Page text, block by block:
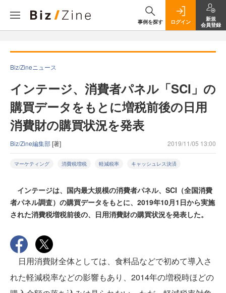
事例を探す ログイン
新規
会員登録
Biz/Zineニュース
インテージ、消費者パネル「SCI」の
購買データをもとに増税前後の日用
消費財の購買状況を発表
Biz/Zine編集部[著] 2019/11/05 13:00
マーケティング 消費税増税 軽減税率 キャッシュレス決済
インテージは、国内最大規模の消費者パネル、SCI（全国消費
者パネル調査）の購買データをもとに、2019年10月1日から実施
された消費税増税前後の、日用消費財の購買状況を発表した。
日用消費財全体としては、食料品などで初めて導入さ
れた軽減税率などの影響もあり、2014年の増税時ほどの